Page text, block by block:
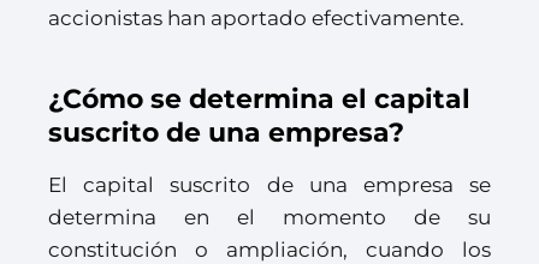
accionistas han aportado efectivamente.
¿Cómo se determina el capital
suscrito de una empresa?
El capital suscrito de una empresa se
determina en el momento de su
constitución o ampliación, cuando los